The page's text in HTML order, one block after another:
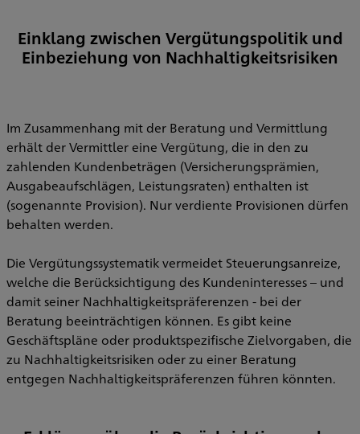
Einklang zwischen Vergütungspolitik und
Einbeziehung von Nachhaltigkeitsrisiken
Im Zusammenhang mit der Beratung und Vermittlung
erhält der Vermittler eine Vergütung, die in den zu
zahlenden Kundenbeträgen (Versicherungsprämien,
Ausgabeaufschlägen, Leistungsraten) enthalten ist
(sogenannte Provision). Nur verdiente Provisionen dürfen
behalten werden.
Die Vergütungssystematik vermeidet Steuerungsanreize,
welche die Berücksichtigung des Kundeninteresses – und
damit seiner Nachhaltigkeitspräferenzen - bei der
Beratung beeinträchtigen können. Es gibt keine
Geschäftspläne oder produktspezifische Zielvorgaben, die
zu Nachhaltigkeitsrisiken oder zu einer Beratung
entgegen Nachhaltigkeitspräferenzen führen könnten.